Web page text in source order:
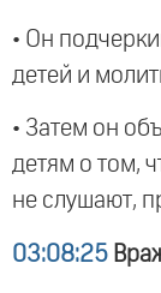
• Он
детей и
• Затем он
детям о том,
не слушают,
03:08:25